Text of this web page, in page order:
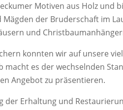
Motiven aus Holz und
der Bruderschaft im
und
konnten wir auf unsere
es der wechselnden
Angebot zu präsentieren.
der Erhaltung und